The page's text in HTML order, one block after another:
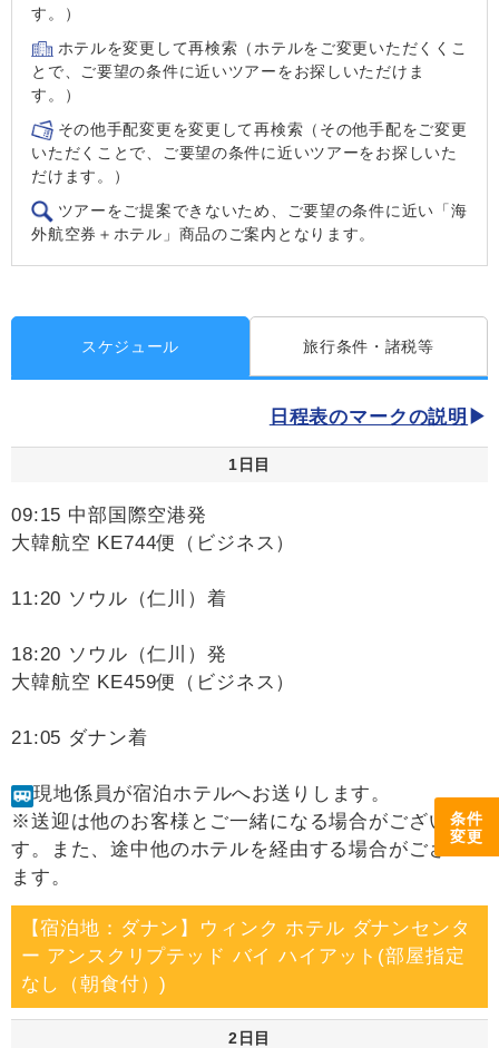
条件
変更
す。）
ホテルを変更して再検索（ホテルをご変更いただくくこ
とで、ご要望の条件に近いツアーをお探しいただけま
す。）
その他手配変更を変更して再検索（その他手配をご変更
いただくことで、ご要望の条件に近いツアーをお探しいた
だけます。）
ツアーをご提案できないため、ご要望の条件に近い「海
外航空券＋ホテル」商品のご案内となります。
スケジュール 旅行条件・諸税等
日程表のマークの説明
1日目
09:15 中部国際空港発
大韓航空 KE744便（ビジネス）
11:20 ソウル（仁川）着
18:20 ソウル（仁川）発
大韓航空 KE459便（ビジネス）
21:05 ダナン着
現地係員が宿泊ホテルへお送りします。
※送迎は他のお客様とご一緒になる場合がございま
す。また、途中他のホテルを経由する場合がござい
ます。
【宿泊地：ダナン】ウィンク ホテル ダナンセンタ
ー アンスクリプテッド バイ ハイアット(部屋指定
なし（朝食付）)
2日目